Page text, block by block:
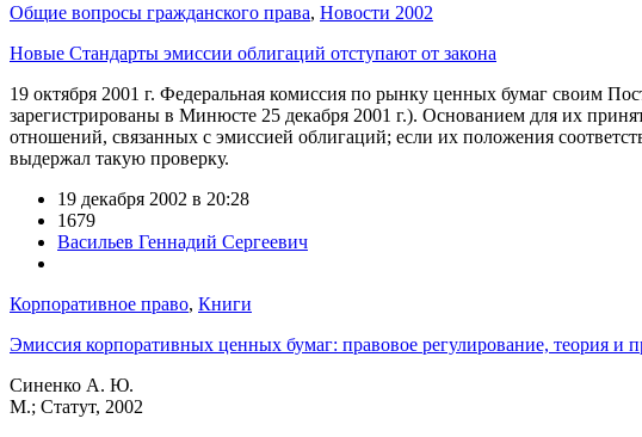
Общие вопросы гражданского права, Новости 2002
Новые Стандарты эмиссии облигаций отступают от закона
19 октября 2001 г. Федеральная комиссия по рынку ценных бумаг своим
зарегистрированы в Минюсте 25 декабря 2001 г.). Основанием для их
отношений, связанных с эмиссией облигаций; если их положения
выдержал такую проверку.
19 декабря 2002 в 20:28
1679
Васильев Геннадий Сергеевич
Корпоративное право, Книги
Эмиссия корпоративных ценных бумаг: правовое регулирование, теория и
Синенко А. Ю.
М.; Статут, 2002